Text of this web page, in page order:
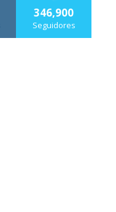
346,900
Seguidores